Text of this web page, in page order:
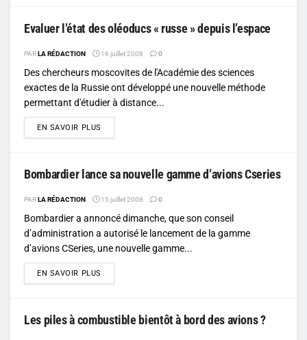
Evaluer l’état des oléoducs « russe » depuis l’espace
PARLA RÉDACTION 16 juillet 2008 0
Des chercheurs moscovites de l'Académie des sciences
exactes de la Russie ont développé une nouvelle méthode
permettant d'étudier à distance...
EN SAVOIR PLUS
Bombardier lance sa nouvelle gamme d’avions Cseries
PARLA RÉDACTION 15 juillet 2008 0
Bombardier a annoncé dimanche, que son conseil
d’administration a autorisé le lancement de la gamme
d’avions CSeries, une nouvelle gamme...
EN SAVOIR PLUS
Les piles à combustible bientôt à bord des avions ?